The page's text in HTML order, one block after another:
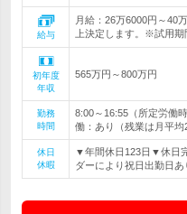
給与
月給：26万6000円～
上決定します。※試用期
初年度
年収
565万円～800万円
勤務
時間
8:00～16:55（所定労働
働：あり（残業は月平均
休日
休暇
▼年間休日123日▼休日
ダーにより祝日出勤日